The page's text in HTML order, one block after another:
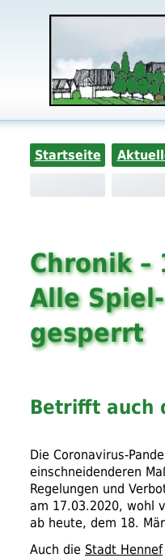
Startseite
Chronik –
Alle
gesperrt
Betrifft auch
Die Coronavirus-
einschneidenderen
Regelungen und
am 17.03.2020, wohl
ab heute, dem 18.
Auch die Stadt Hennef